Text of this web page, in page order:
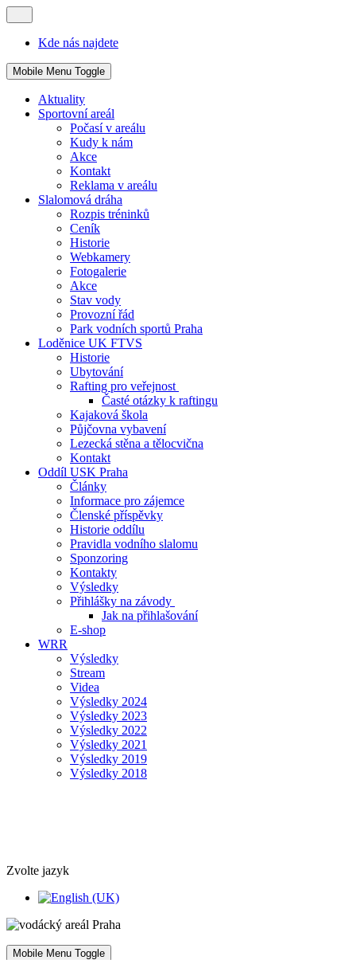
Kde nás najdete
Mobile Menu Toggle
Aktuality
Sportovní areál
Počasí v areálu
Kudy k nám
Akce
Kontakt
Reklama v areálu
Slalomová dráha
Rozpis tréninků
Ceník
Historie
Webkamery
Fotogalerie
Akce
Stav vody
Provozní řád
Park vodních sportů Praha
Loděnice UK FTVS
Historie
Ubytování
Rafting pro veřejnost
Časté otázky k raftingu
Kajaková škola
Půjčovna vybavení
Lezecká stěna a tělocvična
Kontakt
Oddíl USK Praha
Články
Informace pro zájemce
Členské příspěvky
Historie oddílu
Pravidla vodního slalomu
Sponzoring
Kontakty
Výsledky
Přihlášky na závody
Jak na přihlašování
E-shop
WRR
Výsledky
Stream
Videa
Výsledky 2024
Výsledky 2023
Výsledky 2022
Výsledky 2021
Výsledky 2019
Výsledky 2018
Zvolte jazyk
Mobile Menu Toggle